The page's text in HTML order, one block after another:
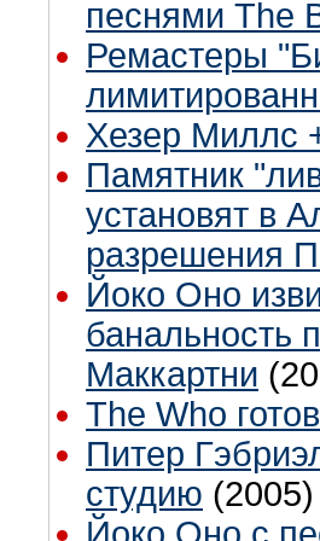
песнями The
Ремастеры
Хезер Миллс
Памятник
установят в
разрешения
Йоко Оно
банальность
Маккартни
The Who
Питер
студию (2005)